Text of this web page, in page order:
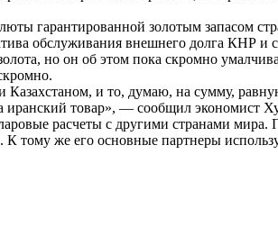
гарантированной золотым запасом
обслуживания внешнего долга КНР
но он об этом пока скромно
и то, думаю, на сумму,
иранский товар», — сообщил экономист
расчеты с другими странами
К тому же его основные партнеры